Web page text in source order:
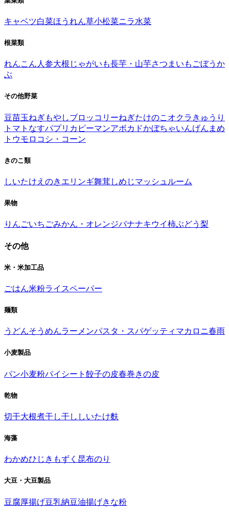
キャベツ白菜ほうれん草小松菜ニラ水菜
根菜類
れんこん 人参大根 じゃがいも長芋・山芋さつまいも ごぼう か
ぶ
その他野菜
豆苗玉ねぎもやしブロッコリーねぎたけのこ オクラ きゅうり
トマト なすパプリカ ピーマンアボカドかぼちゃいんげんまめ
トウモロコシ・コーン
きのこ類
しいたけ えのき エリンギ舞茸しめじマッシュルーム
果物
りんごいちごみかん・オレンジバナナキウイ柿ぶどう 梨
その他
米・米加工品
ごはん米粉ライスペーパー
麺類
うどんそうめんラーメンパスタ・スパゲッティ マカロニ春雨
小麦製品
パン小麦粉パイシート 餃子の皮春巻きの皮
乾物
切干大根煮干し干ししいたけ麩
海藻
わかめひじき もずく 昆布のり
大豆・大豆製品
豆腐厚揚げ豆乳納豆油揚げきな粉